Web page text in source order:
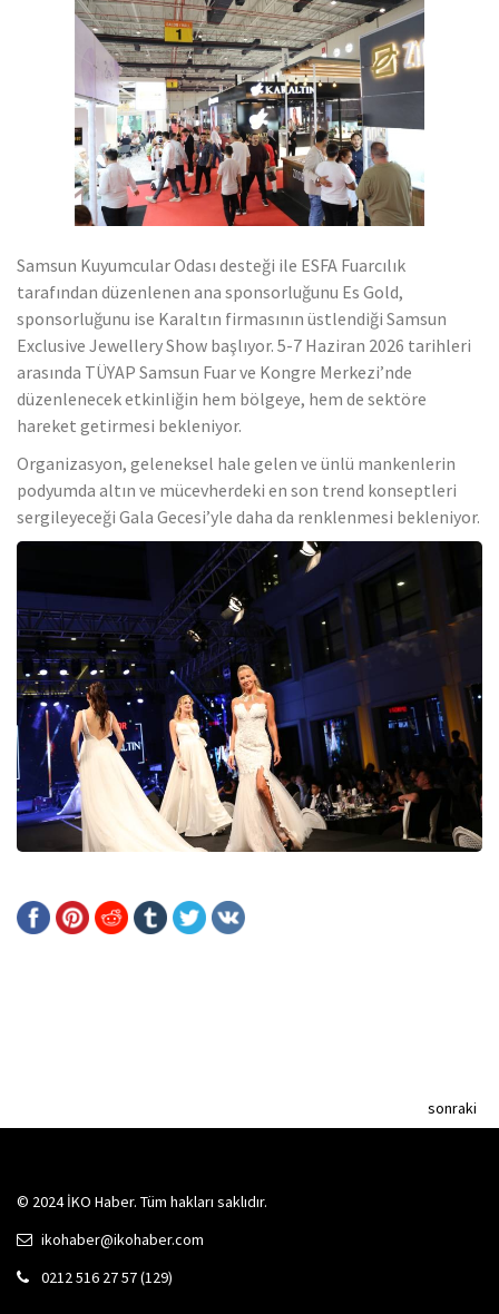
Mücevher ihracatı, temmuz ayında yüzde 6.1 arttı
Samsun Kuyumcular Odası desteği ile ESFA Fuarcılık
tarafından düzenlenen ana sponsorluğunu Es Gold,
sponsorluğunu ise Karaltın firmasının üstlendiği Samsun
Exclusive Jewellery Show başlıyor. 5-7 Haziran 2026 tarihleri
arasında TÜYAP Samsun Fuar ve Kongre Merkezi’nde
düzenlenecek etkinliğin hem bölgeye, hem de sektöre
hareket getirmesi bekleniyor.
Organizasyon, geleneksel hale gelen ve ünlü mankenlerin
podyumda altın ve mücevherdeki en son trend konseptleri
sergileyeceği Gala Gecesi’yle daha da renklenmesi bekleniyor.
sonraki
© 2024 İKO Haber. Tüm hakları saklıdır.
ikohaber@ikohaber.com
0212 516 27 57 (129)